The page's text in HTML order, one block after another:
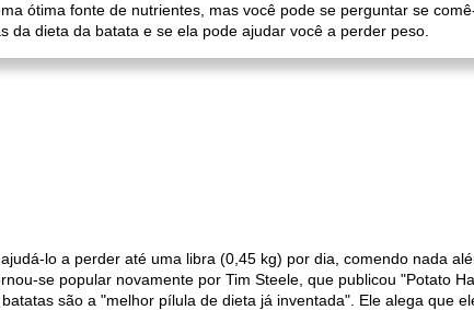
ótima fonte de nutrientes, mas você pode se perguntar se
da dieta da batata e se ela pode ajudar você a perder peso.
lo a perder até uma libra (0,45 kg) por dia, comendo nada
se popular novamente por Tim Steele, que publicou "Potato
são a "melhor pílula de dieta já inventada". Ele alega que